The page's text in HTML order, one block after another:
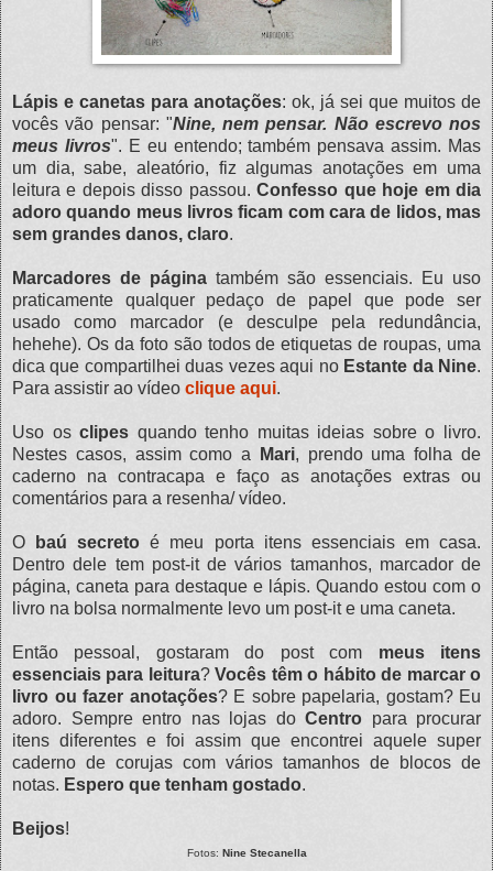
Lápis e canetas para anotações: ok, já sei que muitos de
vocês vão pensar: "Nine, nem pensar. Não escrevo nos
meus livros". E eu entendo; também pensava assim. Mas
um dia, sabe, aleatório, fiz algumas anotações em uma
leitura e depois disso passou.Confesso que hoje em dia
adoro quando meus livros ficam com cara de lidos, mas
sem grandes danos, claro.
Marcadores de página também são essenciais. Eu uso
praticamente qualquer pedaço de papel que pode ser
usado como marcador (e desculpe pela redundância,
hehehe). Os da foto são todos de etiquetas de roupas, uma
dica que compartilhei duas vezes aqui no Estante da Nine.
Para assistir ao vídeo clique aqui.
Uso osclipes quando tenho muitas ideias sobre o livro.
Nestes casos, assim como a
Mari, prendo uma folha de
caderno na contracapa e faço as anotações extras ou
comentários para a resenha/ vídeo.
O baú secreto é meu porta itens essenciais em casa.
Dentro dele tem post-it de vários tamanhos, marcador de
página, caneta para destaque e lápis. Quando estou com o
livro na bolsa normalmente levo um post-it e uma caneta.
Então pessoal, gostaram do post com meus itens
essenciais para leitura?Vocês têm o hábito de marcar o
livro ou fazer anotações? E sobre papelaria, gostam? Eu
adoro. Sempre entro nas lojas do Centro para procurar
itens diferentes e foi assim que encontrei aquele super
caderno de corujas com vários tamanhos de blocos de
notas. Espero que tenham gostado.
Beijos!
Fotos: Nine Stecanella